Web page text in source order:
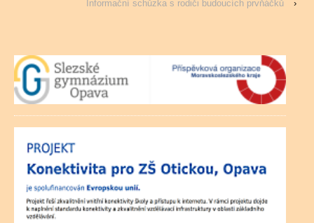
Informační schůzka s rodiči budoucích prvňáčků ›